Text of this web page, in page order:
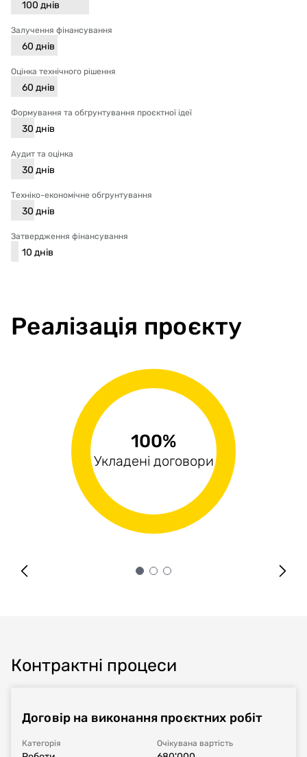
100 днів
Залучення фінансування
60 днів
Оцінка технічного рішення
60 днів
Формування та обгрунтування проєктної ідеї
30 днів
Аудит та оцінка
30 днів
Техніко-економічне обгрунтування
30 днів
Затвердження фінансування
10 днів
Реалізація проєкту
100%
Укладені договори
0%
Виконані поставки
100%
Оплачені рахунки
Контрактні процеси
Договір на виконання проєктних робіт
Категорія Очікувана вартість